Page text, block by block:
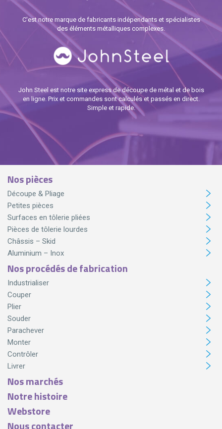
C'est notre marque de fabricants indépendants et spécialistes
des éléments métalliques complexes.
John Steel est notre site express de découpe de métal et de bois
en ligne. Prix et commandes sont calculés et passés en direct.
Simple et rapide.
Nos pièces
Découpe & Pliage
Petites pièces
Surfaces en tôlerie pliées
Pièces de tôlerie lourdes
Châssis – Skid
Aluminium – Inox
Nos procédés de fabrication
Industrialiser
Couper
Plier
Souder
Parachever
Monter
Contrôler
Livrer
Nos marchés
Notre histoire
Webstore
Nous contacter